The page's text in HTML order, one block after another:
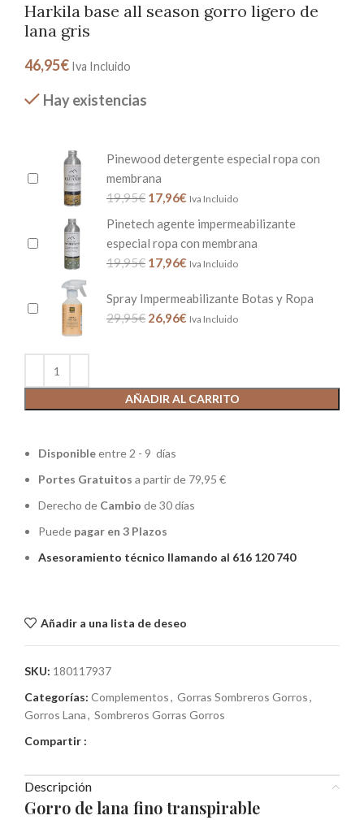
Harkila base all season gorro ligero de
lana gris
46,95€ Iva Incluido
Hay existencias
AÑADIR AL CARRITO
Pinewood detergente especial ropa con
membrana
19,95€ 17,96€ Iva Incluido
Pinetech agente impermeabilizante
especial ropa con membrana
19,95€ 17,96€ Iva Incluido
Spray Impermeabilizante Botas y Ropa
29,95€ 26,96€ Iva Incluido
Disponibleentre 2 - 9 días
Portes Gratuitos a partir de 79,95 €
Derecho de Cambio de 30 días
Puede pagar en 3 Plazos
Asesoramiento técnico llamando al 616 120 740
Añadir a una lista de deseo
SKU: 180117937
Categorías: Complementos, Gorras Sombreros Gorros,
Gorros Lana, Sombreros Gorras Gorros
Compartir :
Descripción
Gorro de lana fino transpirable